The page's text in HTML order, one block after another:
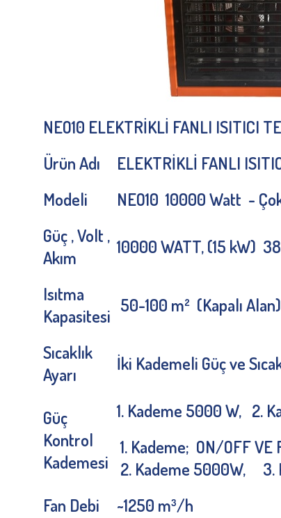
NEO10 ELEKTRİKLİ FANLI ISITICI
Ürün Adı
ELEKTRİKLİ FANLI
Modeli
NEO10 10000 Watt -
Güç , Volt ,
Akım
10000 WATT, (15 kW)
Isıtma
Kapasitesi
50-100 m² (Kapalı Alan)
Sıcaklık
Ayarı
İki Kademeli Güç ve
Güç
Kontrol
Kademesi
1. Kademe 5000 W, 2.
1. Kademe; ON/OFF VE
2. Kademe 5000W, 3.
Fan Debi
~1250 m³/h